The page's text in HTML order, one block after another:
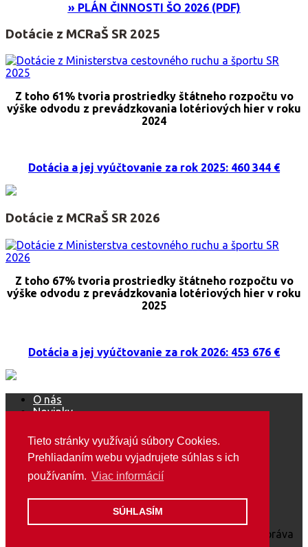
Tieto stránky využívajú súbory Cookies.
Prehliadaním webu vyjadrujete súhlas s ich
používaním. Viac informácií
SÚHLASÍM
» PLÁN ČINNOSTI ŠO 2026 (PDF)
Dotácie z MCRaŠ SR 2025
Z toho 61% tvoria prostriedky štátneho rozpočtu vo
výške odvodu z prevádzkovania lotériových hier v roku
2024
Dotácia a jej vyúčtovanie za rok 2025: 460 344 €
Dotácie z MCRaŠ SR 2026
Z toho 67% tvoria prostriedky štátneho rozpočtu vo
výške odvodu z prevádzkovania lotériových hier v roku
2025
Dotácia a jej vyúčtovanie za rok 2026: 453 676 €
O nás
Novinky
Mediálne výstupy
Podujatia
Marketing / média
Ako pomôcť?
GDPR
Copyright © 2018 Special Olympics Slovakia. Všetky práva